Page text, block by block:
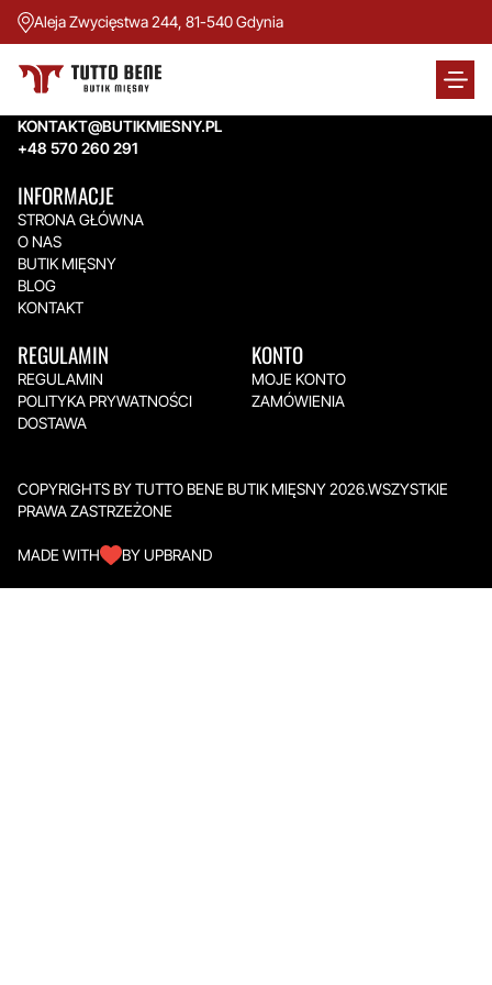
Aleja Zwycięstwa 244, 81-540 Gdynia
TUTTO BENE BUTIK MIĘSNY
Aleja Zwycięstwa 244,
KONTAKT@BUTIKMIESNY.PL
+48 570 260 291
INFORMACJE
STRONA GŁÓWNA
O NAS
BUTIK MIĘSNY
BLOG
KONTAKT
REGULAMIN
REGULAMIN
POLITYKA PRYWATNOŚCI
DOSTAWA
KONTO
MOJE KONTO
ZAMÓWIENIA
COPYRIGHTS BY TUTTO BENE BUTIK MIĘSNY 2026.WSZYSTKIE
PRAWA ZASTRZEŻONE
MADE WITH BY UPBRAND